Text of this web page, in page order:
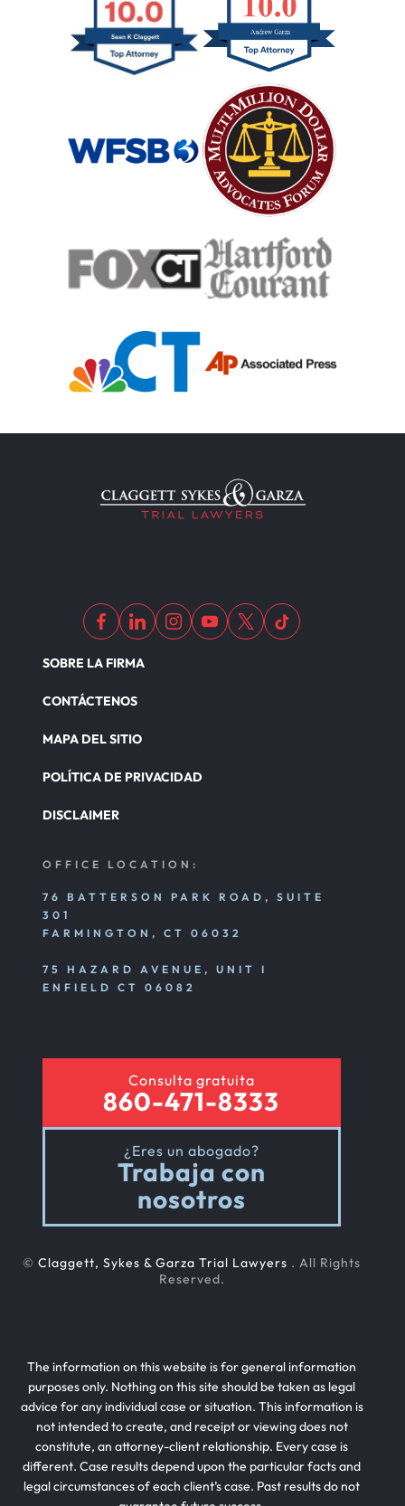
SOBRE LA FIRMA
CONTÁCTENOS
MAPA DEL SITIO
POLÍTICA DE PRIVACIDAD
DISCLAIMER
OFFICE LOCATION:
76 BATTERSON PARK ROAD, SUITE
301
FARMINGTON, CT 06032
75 HAZARD AVENUE, UNIT I
ENFIELD CT 06082
Consulta gratuita
860-471-8333
¿Eres un abogado?
Trabaja con
nosotros
© Claggett, Sykes & Garza Trial Lawyers . All Rights
Reserved.
The information on this website is for general information
purposes only. Nothing on this site should be taken as legal
advice for any individual case or situation. This information is
not intended to create, and receipt or viewing does not
constitute, an attorney-client relationship. Every case is
different. Case results depend upon the particular facts and
legal circumstances of each client’s case. Past results do not